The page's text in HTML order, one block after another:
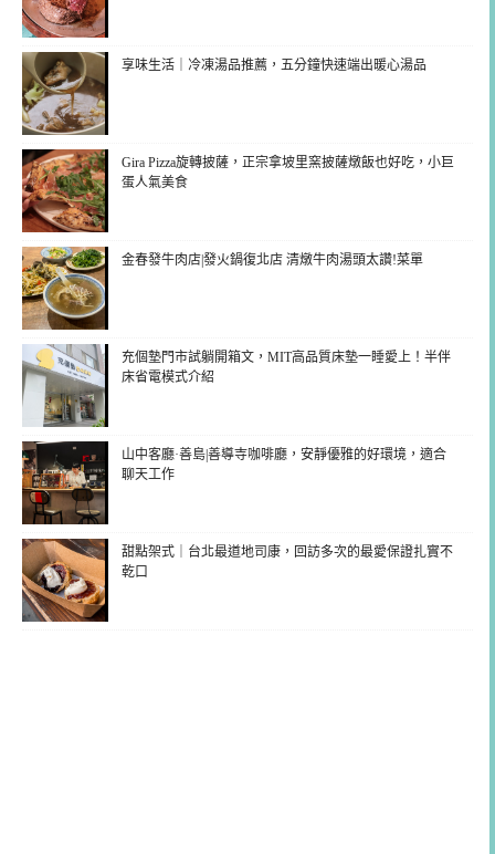
享味生活｜冷凍湯品推薦，五分鐘快速端出暖心湯品
Gira Pizza旋轉披薩，正宗拿坡里窯披薩燉飯也好吃，小巨
蛋人氣美食
金春發牛肉店|發火鍋復北店 清燉牛肉湯頭太讚!菜單
充個墊門市試躺開箱文，MIT高品質床墊一睡愛上！半伴
床省電模式介紹
山中客廳·善島|善導寺咖啡廳，安靜優雅的好環境，適合
聊天工作
甜點架式｜台北最道地司康，回訪多次的最愛保證扎實不
乾口